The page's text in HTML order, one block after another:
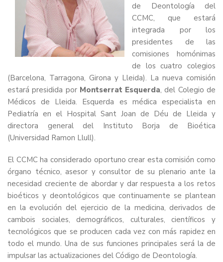
de Deontología del
CCMC, que estará
integrada por los
presidentes de las
comisiones homónimas
de los cuatro colegios
(Barcelona, Tarragona, Girona y Lleida). La nueva comisión
estará presidida por Montserrat Esquerda, del Colegio de
Médicos de Lleida. Esquerda es médica especialista en
Pediatría en el Hospital Sant Joan de Déu de Lleida y
directora general del Instituto Borja de Bioética
(Universidad Ramon Llull).
El CCMC ha considerado oportuno crear esta comisión como
órgano técnico, asesor y consultor de su plenario ante la
necesidad creciente de abordar y dar respuesta a los retos
bioéticos y deontológicos que continuamente se plantean
en la evolución del ejercicio de la medicina, derivados de
cambois sociales, demográficos, culturales, científicos y
tecnológicos que se producen cada vez con más rapidez en
todo el mundo. Una de sus funciones principales será la de
impulsar las actualizaciones del Código de Deontología.